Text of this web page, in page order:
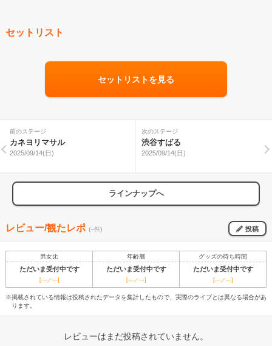
セットリスト
セットリストを見る
前のステージ
カネヨリマサル
2025/09/14(日)
次のステージ
渋谷すばる
2025/09/14(日)
ラインナップへ
レビュー/観たレポ (--件) 投稿
男女比 年齢層 グッズの待ち時間
ただいま受付中です ただいま受付中です ただいま受付中です
[---／---] [---／---] [---／---]
※掲載されている情報は投稿されたデータを集計したもので、実際のライブとは異なる場合があ
ります。
レビューはまだ投稿されていません。